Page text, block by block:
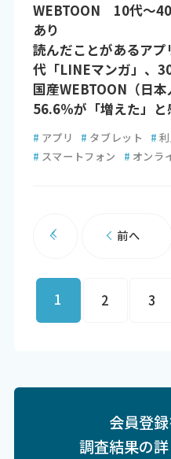
WEBTOON 10代～
あり
読んだことがあるア
代「LINEマンガ」、
国産WEBTOON（日本
56.6％が「増えた」と
# アプリ # タブレット #
# スマートフォン # オンラ
前へ
1 2 3
会員登録
調査結果の